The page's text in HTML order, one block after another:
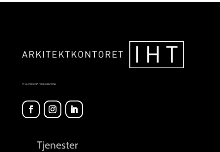
VI SKAPER ROM FOR BEGEISTRING
Tjenester